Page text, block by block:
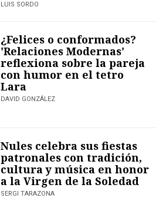
LUIS SORDO
¿Felices o conformados?
'Relaciones Modernas'
reflexiona sobre la pareja
con humor en el tetro
Lara
DAVID GONZÁLEZ
Nules celebra sus fiestas
patronales con tradición,
cultura y música en honor
a la Virgen de la Soledad
SERGI TARAZONA